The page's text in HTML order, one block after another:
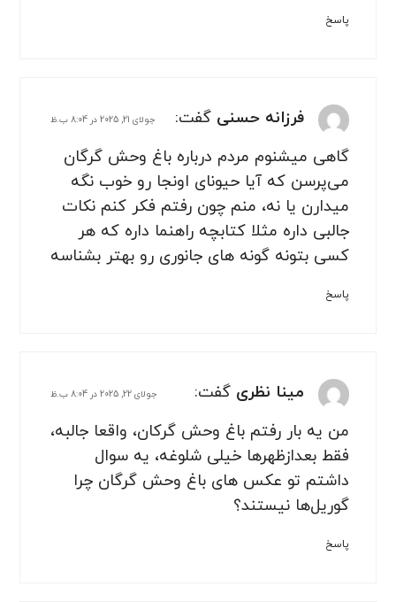
پاسخ
فرزانه حسنی گفت: جولای 21, 2025 در 8:04 ب.ظ
گاهی میشنوم مردم درباره باغ وحش گرگان
می‌پرسن که آیا حیونای اونجا رو خوب نگه
میدارن یا نه، منم چون رفتم فکر کنم نکات
جالبی داره مثلا کتابچه راهنما داره که هر
کسی بتونه گونه های جانوری رو بهتر بشناسه
پاسخ
مینا نظری گفت: جولای 22, 2025 در 8:04 ب.ظ
من یه بار رفتم باغ وحش گرکان، واقعا جالبه،
فقط بعدازظهرها خیلی شلوغه، یه سوال
داشتم تو عکس های باغ وحش گرگان چرا
گوریل‌ها نیستند؟
پاسخ